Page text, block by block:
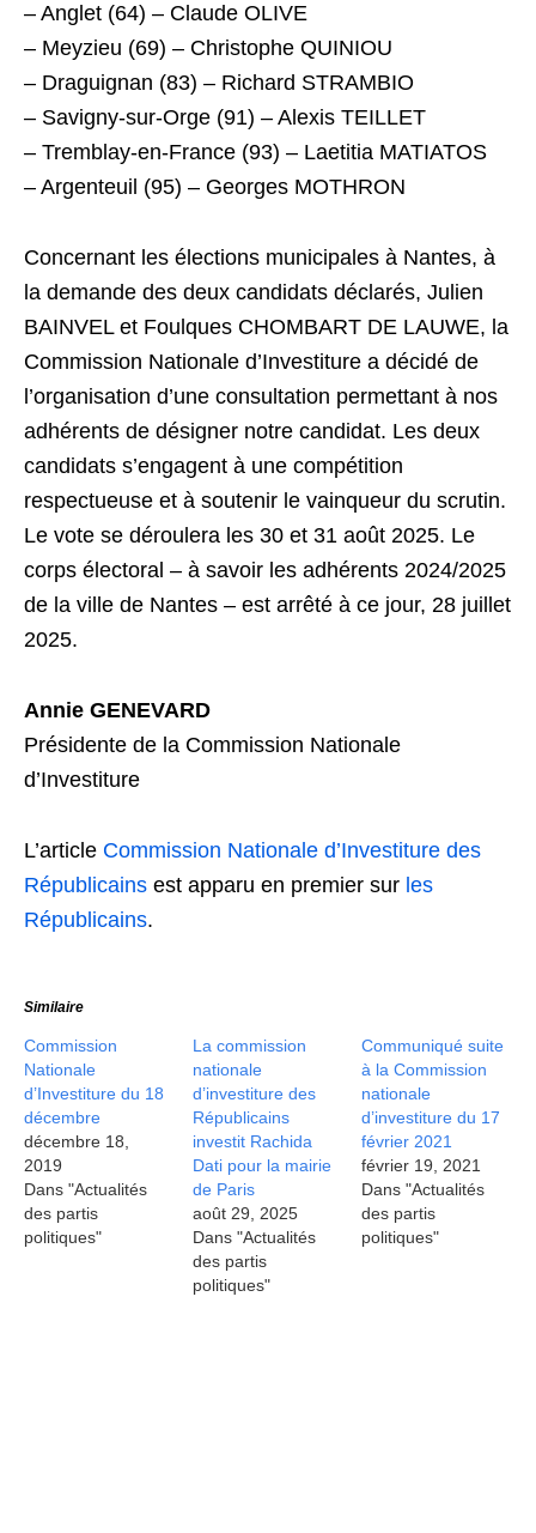
– Anglet (64) – Claude OLIVE
– Meyzieu (69) – Christophe QUINIOU
– Draguignan (83) – Richard STRAMBIO
– Savigny-sur-Orge (91) – Alexis TEILLET
– Tremblay-en-France (93) – Laetitia MATIATOS
– Argenteuil (95) – Georges MOTHRON
Concernant les élections municipales à Nantes, à
la demande des deux candidats déclarés, Julien
BAINVEL et Foulques CHOMBART DE LAUWE, la
Commission Nationale d’Investiture a décidé de
l’organisation d’une consultation permettant à nos
adhérents de désigner notre candidat. Les deux
candidats s’engagent à une compétition
respectueuse et à soutenir le vainqueur du scrutin.
Le vote se déroulera les 30 et 31 août 2025. Le
corps électoral – à savoir les adhérents 2024/2025
de la ville de Nantes – est arrêté à ce jour, 28 juillet
2025.
Annie GENEVARD
Présidente de la Commission Nationale
d’Investiture
L’article Commission Nationale d’Investiture des
Républicains est apparu en premier sur les
Républicains.
Similaire
Commission
Nationale
d’Investiture du 18
décembre
décembre 18,
2019
Dans "Actualités
des partis
politiques"
La commission
nationale
d’investiture des
Républicains
investit Rachida
Dati pour la mairie
de Paris
août 29, 2025
Dans "Actualités
des partis
politiques"
Communiqué suite
à la Commission
nationale
d’investiture du 17
février 2021
février 19, 2021
Dans "Actualités
des partis
politiques"